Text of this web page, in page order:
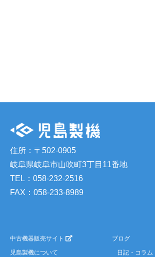
住所：〒502-0905
岐阜県岐阜市山吹町3丁目11番地
TEL：058-232-2516
FAX：058-233-8989
中古機器販売サイト
児島製機について
ブログ
日記・コラム